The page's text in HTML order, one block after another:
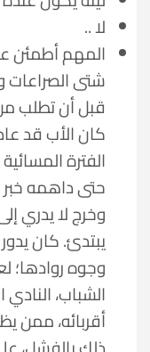
لا ..
المهم أطمئن
شتى الصراعات
قبل أن تطلب من
كان الأب قد
الفترة
حتى داهمه خبر
وخرج لا يدري
يبتدئ. كان
وجوه روادها؛
الشباب،
أقربائه، ممن